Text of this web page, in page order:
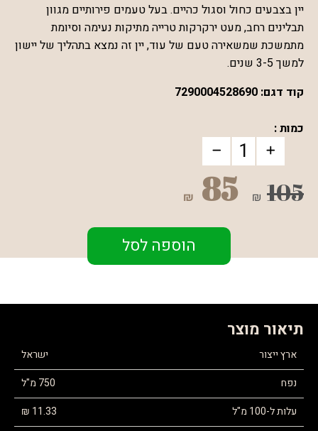
יין בצבעים כחול וסגול כהיים. בעל טעמים פירותיים מגוון
תבלינים רחב, מעט ירקרקות טרייה מתיקות נעימה וסיומת
מתמשכת שמשאירה טעם של עוד, יין זה נמצא בתהליך של יישון
למשך 3-5 שנים.
קוד דגם: 7290004528690
כמות :
105
₪
85
₪
הוספה לסל
תיאור מוצר
ארץ ייצור
ישראל
נפח
750 מ"ל
עלות ל-100 מ"ל
11.33 ₪